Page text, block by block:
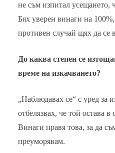
не съм изпитал усещането,
Бях уверен винаги на
противен случай щях да се
До каква степен се
време на изкачването?
„Наблюдавах се“ с уред за
отбелязвах, че той остава
Винаги правя това, за да
преуморявам.